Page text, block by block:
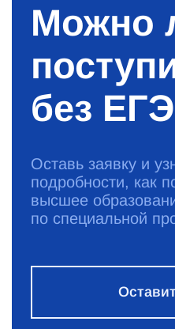
Можно
без
Оставь заявку и
подробности, как
высшее
по специальной